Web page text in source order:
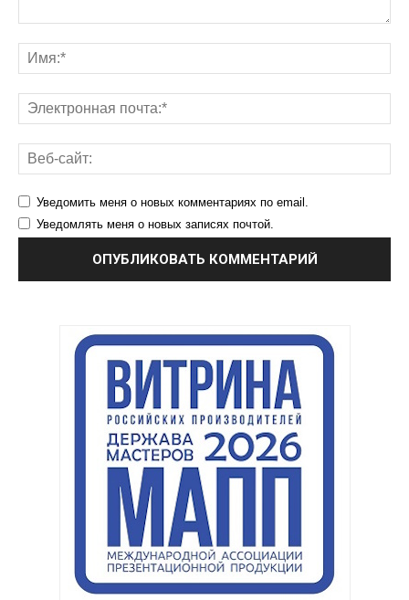
Уведомить меня о новых комментариях по email.
Уведомлять меня о новых записях почтой.